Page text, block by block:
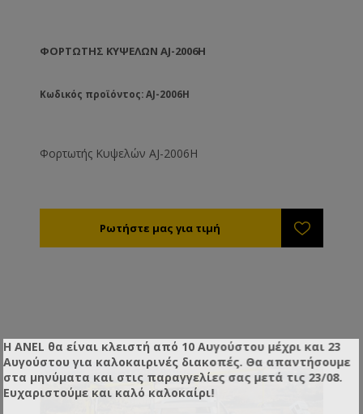
ΦΟΡΤΩΤΉΣ ΚΥΨΕΛΏΝ AJ-2006H
Κωδικός προϊόντος: AJ-2006H
Φορτωτής Κυψελών AJ-2006H
Η ANEL θα είναι κλειστή από 10 Αυγούστου μέχρι και 23
Αυγούστου για καλοκαιρινές διακοπές. Θα απαντήσουμε
στα μηνύματα και στις παραγγελίες σας μετά τις 23/08.
Ευχαριστούμε και καλό καλοκαίρι!